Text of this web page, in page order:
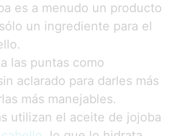
es a menudo un producto
un ingrediente para el
las puntas como
aclarado para darles más
más manejables.
utilizan el aceite de jojoba